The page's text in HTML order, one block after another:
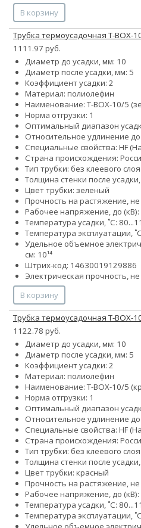
В корзину
Трубка термоусадочная Т-BOX-
1111.97 руб.
Диаметр до усадки, мм: 10
Диаметр после усадки, мм: 5
Коэффициент усадки: 2
Материал: полиолефин
Наименование: Т-BOX-10/5
Норма отгрузки: 1
Оптимальный диапазон
Относительное удлинение
Специальные свойства: HF
Страна происхождения:
Тип трубки: без клеевого слоя
Толщина стенки после
Цвет трубки: зеленый
Прочность на растяжение,
Рабочее напряжение, до (кВ):
Температура усадки, ˚С:
Температура эксплуатации,
Удельное объемное
см: 10¹⁴
Штрих-код: 14630019129886
Электрическая прочность,
В корзину
Трубка термоусадочная Т-BOX-
1122.78 руб.
Диаметр до усадки, мм: 10
Диаметр после усадки, мм: 5
Коэффициент усадки: 2
Материал: полиолефин
Наименование: Т-BOX-10/5
Норма отгрузки: 1
Оптимальный диапазон
Относительное удлинение
Специальные свойства: HF
Страна происхождения:
Тип трубки: без клеевого слоя
Толщина стенки после
Цвет трубки: красный
Прочность на растяжение,
Рабочее напряжение, до (кВ):
Температура усадки, ˚С:
Температура эксплуатации,